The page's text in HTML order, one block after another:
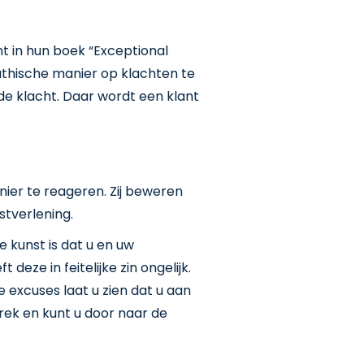
in hun boek “Exceptional
manier op klachten te
klacht. Daar wordt een klant
te reageren. Zij beweren
kunst is dat u en uw
deze in feitelijke zin ongelijk.
laat u zien dat u aan
en kunt u door naar de